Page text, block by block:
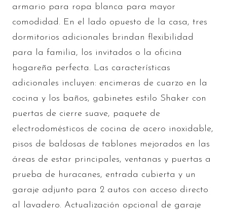
armario para ropa blanca para mayor
comodidad. En el lado opuesto de la casa, tres
dormitorios adicionales brindan flexibilidad
para la familia, los invitados o la oficina
hogareña perfecta. Las características
adicionales incluyen: encimeras de cuarzo en la
cocina y los baños, gabinetes estilo Shaker con
puertas de cierre suave, paquete de
electrodomésticos de cocina de acero inoxidable,
pisos de baldosas de tablones mejorados en las
áreas de estar principales, ventanas y puertas a
prueba de huracanes, entrada cubierta y un
garaje adjunto para 2 autos con acceso directo
al lavadero. Actualización opcional de garaje